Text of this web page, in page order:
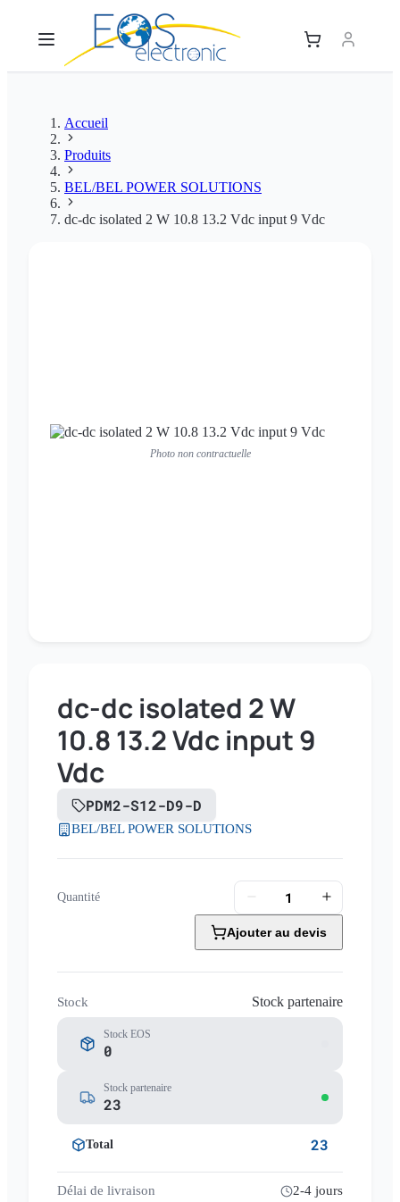
Accueil
Produits
BEL/BEL POWER SOLUTIONS
dc-dc isolated 2 W 10.8 13.2 Vdc input 9 Vdc
Photo non contractuelle
dc-dc isolated 2 W
10.8 13.2 Vdc input 9
Vdc
PDM2-S12-D9-D
BEL/BEL POWER SOLUTIONS
Quantité
Ajouter au devis
Stock Stock partenaire
Stock EOS
0
Stock partenaire
23
Total 23
Délai de livraison 2-4 jours